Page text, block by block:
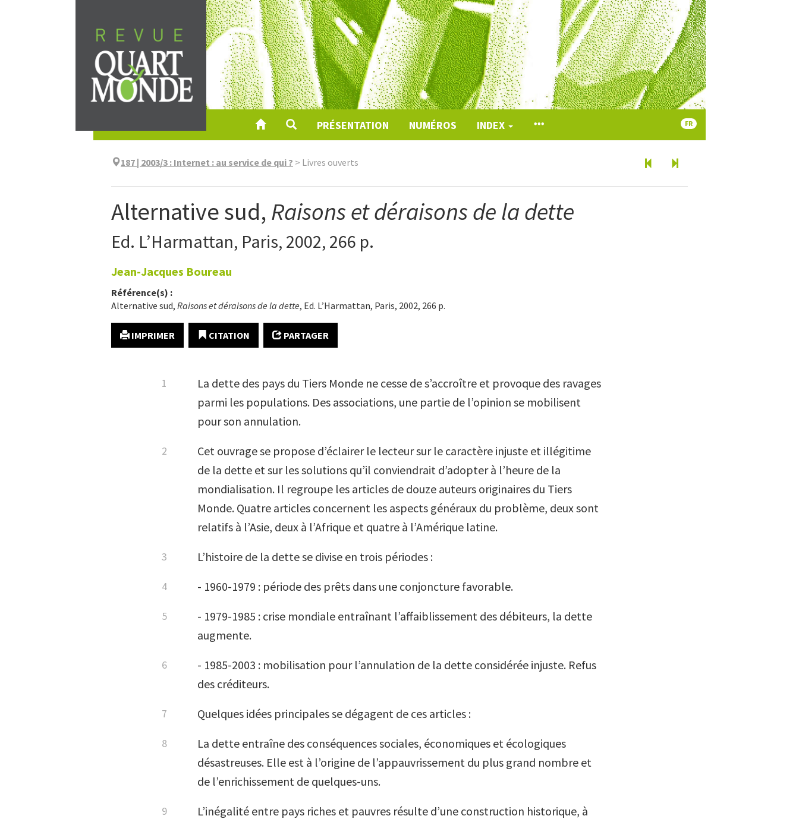
au
contenu
PRÉSENTATION NUMÉROS INDEX FR
187 | 2003/3 : Internet : au service de qui ? > Livres ouverts
Alternative sud, Raisons et déraisons de la dette
Ed. L’Harmattan, Paris, 2002, 266 p.
Jean-Jacques Boureau
Référence(s) :
Alternative sud, Raisons et déraisons de la dette, Ed. L’Harmattan, Paris, 2002, 266 p.
IMPRIMER CITATION PARTAGER
La dette des pays du Tiers Monde ne cesse de s’accroître et provoque des ravages
parmi les populations. Des associations, une partie de l’opinion se mobilisent
pour son annulation.
Cet ouvrage se propose d’éclairer le lecteur sur le caractère injuste et illégitime
de la dette et sur les solu­tions qu’il conviendrait d’adopter à l’heure de la
mondialisation. Il regroupe les articles de douze auteurs originaires du Tiers
Monde. Quatre articles concernent les aspects généraux du problème, deux sont
relatifs à l’Asie, deux à l’Afrique et quatre à l’Amérique latine.
L’histoire de la dette se divise en trois périodes :
- 1960-1979 : période des prêts dans une conjoncture favorable.
- 1979-1985 : crise mondiale entraînant l’affaiblissement des débi­teurs, la dette
augmente.
- 1985-2003 : mobilisation pour l’annulation de la dette considérée injuste. Refus
des créditeurs.
Quelques idées principales se dégagent de ces articles :
La dette entraîne des conséquences sociales, économiques et écologiques
désastreuses. Elle est à l’origine de l’appauvrissement du plus grand nombre et
de l’enrichissement de quelques-uns.
L’inégalité entre pays riches et pauvres résulte d’une construction historique, à